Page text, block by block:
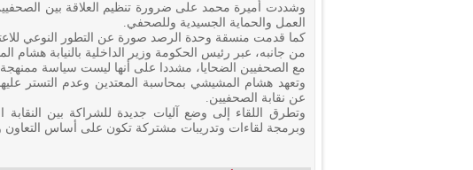
وشددت أميرة محمد على ضرورة تنظيم العلاقة بين
العمل والحماية الجسيدية وللصحفي.
كما قدمت منسقة وحدة الرصد صورة عن التطور النوعي
من جانبه، عبر رئيس الحكومة وزير الداخلية بالنيابة هشام
مع الصحفيين الضحايا، مشددا على أنها ليست سياسة
وتعهد هشام المشيشي بمحاسبة المعتدين وعدم التستر عليهم
عن نقابة الصحفيين.
وتطرق اللقاء إلى وضع آليات جديدة للشراكة بين النقابة
وبرمجة لقاءات وتدريبات مشتركة تكون على أساس التعاون